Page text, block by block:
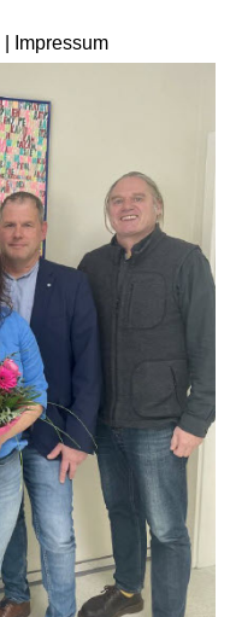
Impressum